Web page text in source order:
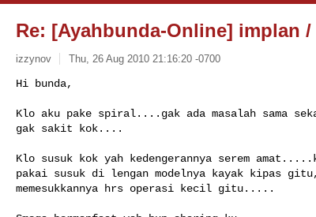
Re: [Ayahbunda-Online] implan
izzynov Thu, 26 Aug 2010 21:16:20 -0700
Hi bunda,
Klo aku pake spiral....gak ada masalah sama
gak sakit kok....
Klo susuk kok yah kedengerannya serem
pakai susuk di lengan modelnya kayak kipas
memesukkannya hrs operasi kecil gitu.....